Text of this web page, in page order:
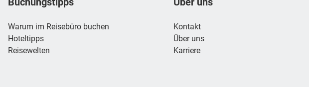
Warum im Reisebüro buchen
Hoteltipps
Reisewelten
Kontakt
Über uns
Karriere